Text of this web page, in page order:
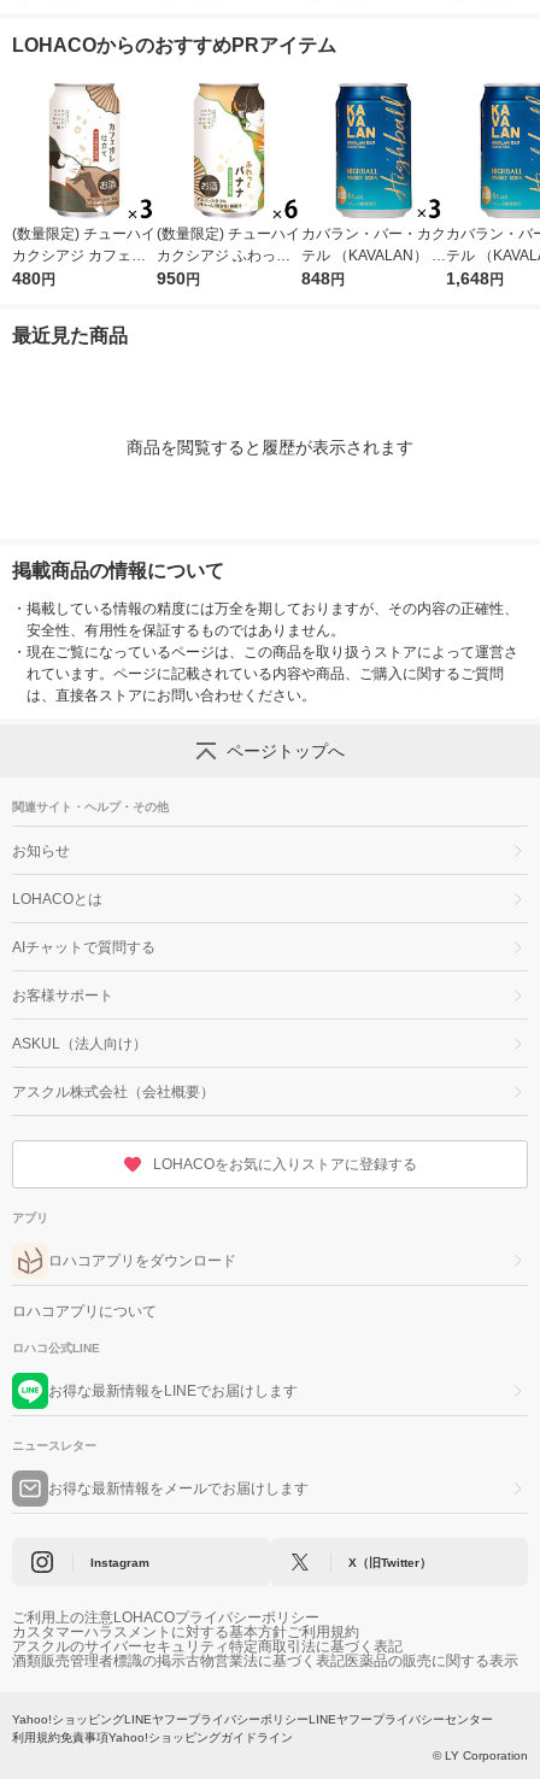
LOHACOからのおすすめPRアイテム
(数量限定) チューハイ
カクシアジ カフェオ
レ仕立て 缶 350ml 3
480円
(数量限定) チューハイ
カクシアジ ふわっと
バナナ 缶 350ml 6本
950円
カバラン・バー・カク
テル （KAVALAN） ハ
イボール 320ml×3本
848円
カバラン・バ
テル （
イボール
1,648円
最近見た商品
商品を閲覧すると履歴が表示されます
掲載商品の情報について
・ 掲載している情報の精度には万全を期しておりますが、その内容の正確性、
安全性、有用性を保証するものではありません。
・ 現在ご覧になっているページは、この商品を取り扱うストアによって運営さ
れています。ページに記載されている内容や商品、ご購入に関するご質問
は、直接各ストアにお問い合わせください。
ページトップへ
関連サイト・ヘルプ・その他
お知らせ
LOHACOとは
AIチャットで質問する
お客様サポート
ASKUL（法人向け）
アスクル株式会社（会社概要）
LOHACOをお気に入りストアに登録する
アプリ
ロハコアプリをダウンロード
ロハコアプリについて
ロハコ公式LINE
お得な最新情報をLINEでお届けします
ニュースレター
お得な最新情報をメールでお届けします
Instagram X（旧Twitter）
ご利用上の注意LOHACOプライバシーポリシー
カスタマーハラスメントに対する基本方針ご利用規約
アスクルのサイバーセキュリティ特定商取引法に基づく表記
酒類販売管理者標識の掲示古物営業法に基づく表記医薬品の販売に関する表示
Yahoo!ショッピングLINEヤフープライバシーポリシーLINEヤフープライバシーセンター
利用規約免責事項Yahoo!ショッピングガイドライン
© LY Corporation